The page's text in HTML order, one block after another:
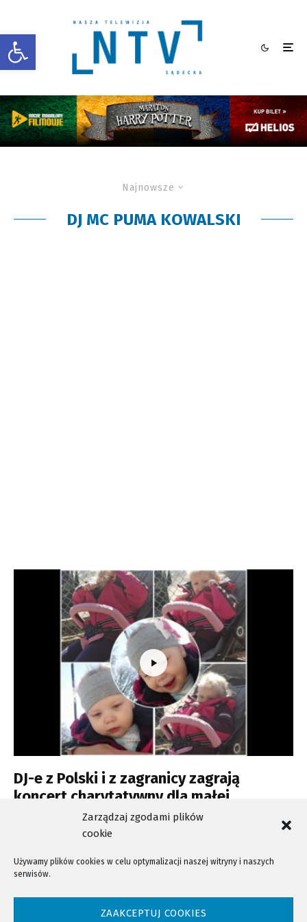
Otwórz pasek narzędzi
Zarządzaj zgodami plików
cookie
Używamy plików cookies w celu optymalizacji naszej witryny i naszych
serwisów.
ZAAKCEPTUJ COOKIES
Najnowsze
DJ MC PUMA KOWALSKI
DJ-e z Polski i z zagranicy zagrają
koncert charytatywny dla małej
Sądeczanki Amelki Janus
NTV - Nasza Telewizja Sądecka © 2023 Wszystkie prawa zastrzeżone!